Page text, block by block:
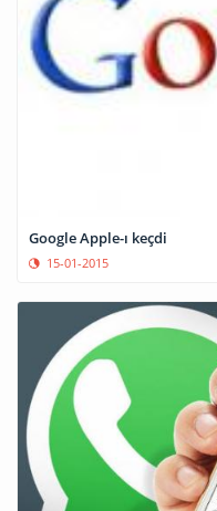
Google Apple-ı keçdi
15-01-2015